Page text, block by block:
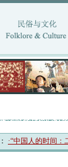
·“中国人的时间：